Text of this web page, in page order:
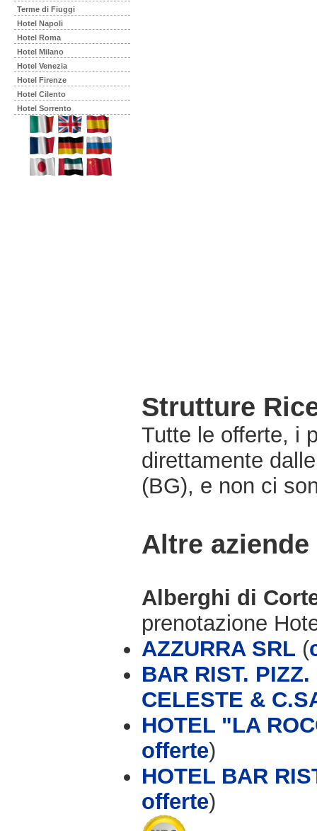
Terme di Fiuggi
Hotel Napoli
Hotel Roma
Hotel Milano
Hotel Venezia
Hotel Firenze
Hotel Cilento
Hotel Sorrento
Strutture
Tutte le offerte, i
direttamente
(BG), e non ci
Altre
Alberghi di
prenotazione
AZZURRA SRL (
BAR RIST.
CELESTE &
HOTEL "LA
offerte)
HOTEL BAR
offerte)